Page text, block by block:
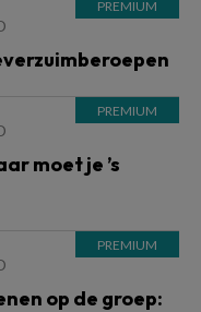
moet je ’s
op de groep: